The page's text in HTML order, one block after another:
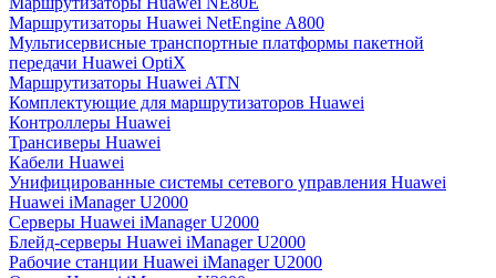
Маршрутизаторы Huawei NetEngine A800
Мультисервисные транспортные платформы пакетной
передачи Huawei OptiX
Маршрутизаторы Huawei ATN
Комплектующие для маршрутизаторов Huawei
Контроллеры Huawei
Трансиверы Huawei
Кабели Huawei
Унифицированные системы сетевого управления Huawei
Huawei iManager U2000
Серверы Huawei iManager U2000
Блейд-серверы Huawei iManager U2000
Рабочие станции Huawei iManager U2000